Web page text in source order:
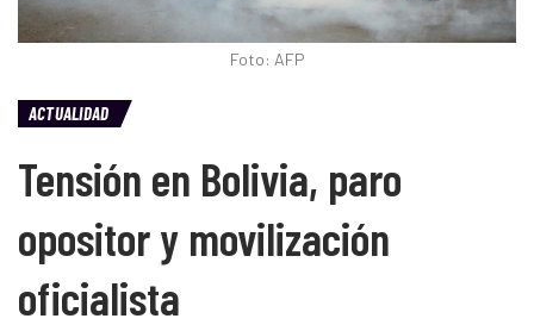
Foto: AFP
ACTUALIDAD
Tensión en Bolivia, paro
opositor y movilización
oficialista